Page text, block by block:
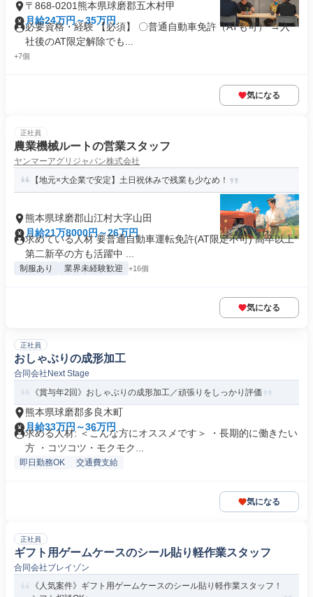
〒868-0201熊本県球磨郡五木村甲
月給24万円～35万円
必要資格・経験 【必須】 〇普通自動車免許（ATも可） →入
社後のAT限定解除でも...
+7個
気になる
正社員
農業機械ルートの営業スタッフ
ヤンマーアグリジャパン株式会社
【地元×大企業で安定】土日祝休みで残業も少なめ！
熊本県球磨郡山江村大字山田
月給21万8000円～26万円
求めている人材 要普通自動車運転免許(AT限定不可) 高卒以上*
第二新卒の方も活躍中 ...
制服あり 業界未経験歓迎 +16個
気になる
正社員
おしゃぶりの成形加工
合同会社Next Stage
《賞与年2回》おしゃぶりの成形加工／頑張りをしっかり評価
熊本県球磨郡多良木町
月給33万円～36万円
求める人材: ＜こんな方にオススメです＞ ・長期的に働きたい
方 ・コツコツ・モクモク...
即日勤務OK 交通費支給
気になる
正社員
ギフト用ゲームケースのシール貼り軽作業スタッフ
合同会社ブレイゾン
《人気案件》ギフト用ゲームケースのシール貼り軽作業スタッフ！